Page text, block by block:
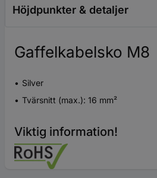
Höjdpunkter & detaljer
Gaffelkabelsko M8
Silver
Tvärsnitt (max.): 16 mm²
Viktig information!